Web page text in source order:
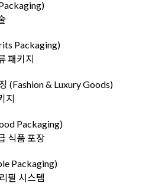
Packaging)
패키지
(Fashion & Luxury Goods)
지
Packaging)
식품 포장
Packaging)
필 시스템